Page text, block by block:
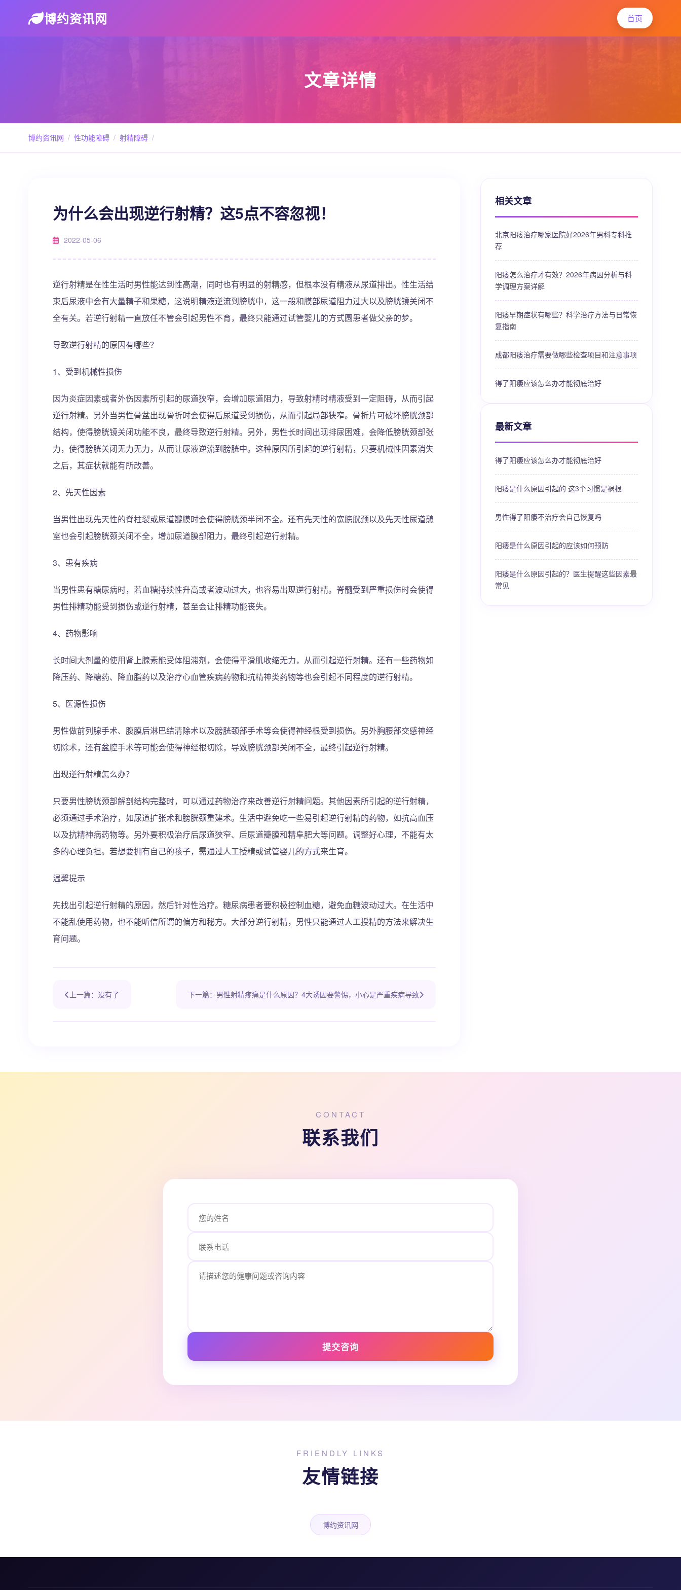
博约资讯网 首页
文章详情
博约资讯网 / 性功能障碍 / 射精障碍 /
为什么会出现逆行射精？这5点不容忽视！
2022-05-06
逆行射精是在性生活时男性能达到性高潮，同时也有明显的射精感，但根本没有精液从尿道排出。性生活结
束后尿液中会有大量精子和果糖，这说明精液逆流到膀胱中，这一般和膜部尿道阻力过大以及膀胱镜关闭不
全有关。若逆行射精一直放任不管会引起男性不育，最终只能通过试管婴儿的方式圆患者做父亲的梦。
导致逆行射精的原因有哪些？
1、受到机械性损伤
因为炎症因素或者外伤因素所引起的尿道狭窄，会增加尿道阻力，导致射精时精液受到一定阻碍，从而引起
逆行射精。另外当男性骨盆出现骨折时会使得后尿道受到损伤，从而引起局部狭窄。骨折片可破坏膀胱颈部
结构，使得膀胱镜关闭功能不良，最终导致逆行射精。另外，男性长时间出现排尿困难，会降低膀胱颈部张
力，使得膀胱关闭无力无力，从而让尿液逆流到膀胱中。这种原因所引起的逆行射精，只要机械性因素消失
之后，其症状就能有所改善。
2、先天性因素
当男性出现先天性的脊柱裂或尿道瓣膜时会使得膀胱颈半闭不全。还有先天性的宽膀胱颈以及先天性尿道憩
室也会引起膀胱颈关闭不全，增加尿道膜部阻力，最终引起逆行射精。
3、患有疾病
当男性患有糖尿病时，若血糖持续性升高或者波动过大，也容易出现逆行射精。脊髓受到严重损伤时会使得
男性排精功能受到损伤或逆行射精，甚至会让排精功能丧失。
4、药物影响
长时间大剂量的使用肾上腺素能受体阻滞剂，会使得平滑肌收缩无力，从而引起逆行射精。还有一些药物如
降压药、降糖药、降血脂药以及治疗心血管疾病药物和抗精神类药物等也会引起不同程度的逆行射精。
5、医源性损伤
男性做前列腺手术、腹膜后淋巴结清除术以及膀胱颈部手术等会使得神经根受到损伤。另外胸腰部交感神经
切除术，还有盆腔手术等可能会使得神经根切除，导致膀胱颈部关闭不全，最终引起逆行射精。
出现逆行射精怎么办？
只要男性膀胱颈部解剖结构完整时，可以通过药物治疗来改善逆行射精问题。其他因素所引起的逆行射精，
必须通过手术治疗，如尿道扩张术和膀胱颈重建术。生活中避免吃一些易引起逆行射精的药物，如抗高血压
以及抗精神病药物等。另外要积极治疗后尿道狭窄、后尿道瓣膜和精阜肥大等问题。调整好心理，不能有太
多的心理负担。若想要拥有自己的孩子，需通过人工授精或试管婴儿的方式来生育。
温馨提示
先找出引起逆行射精的原因，然后针对性治疗。糖尿病患者要积极控制血糖，避免血糖波动过大。在生活中
不能乱使用药物，也不能听信所谓的偏方和秘方。大部分逆行射精，男性只能通过人工授精的方法来解决生
育问题。
上一篇：没有了 下一篇：男性射精疼痛是什么原因？4大诱因要警惕，小心是严重疾病导致
相关文章
北京阳痿治疗哪家医院好2026年男科专科推
荐
阳痿怎么治疗才有效？2026年病因分析与科
学调理方案详解
阳痿早期症状有哪些？科学治疗方法与日常恢
复指南
成都阳痿治疗需要做哪些检查项目和注意事项
得了阳痿应该怎么办才能彻底治好
最新文章
得了阳痿应该怎么办才能彻底治好
阳痿是什么原因引起的 这3个习惯是祸根
男性得了阳痿不治疗会自己恢复吗
阳痿是什么原因引起的应该如何预防
阳痿是什么原因引起的？医生提醒这些因素最
常见
CONTACT
联系我们
提交咨询
FRIENDLY LINKS
友情链接
博约资讯网